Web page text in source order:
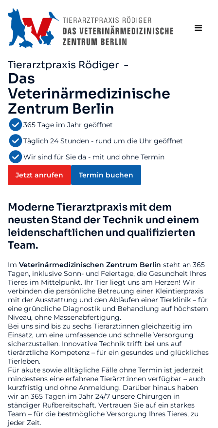
Tierarztpraxis Rödiger -
Das
Veterinärmedizinische
Zentrum Berlin
365 Tage im Jahr geöffnet
Täglich 24 Stunden - rund um die Uhr geöffnet
Wir sind für Sie da - mit und ohne Termin
Jetzt anrufen Termin buchen
Moderne Tierarztpraxis mit dem
neusten Stand der Technik und einem
leidenschaftlichen und qualifizierten
Team.
Im Veterinärmedizinischen Zentrum Berlin steht an 365
Tagen, inklusive Sonn- und Feiertage, die Gesundheit Ihres
Tieres im Mittelpunkt. Ihr Tier liegt uns am Herzen! Wir
verbinden die persönliche Betreuung einer Kleintierpraxis
mit der Ausstattung und den Abläufen einer Tierklinik – für
eine gründliche Diagnostik und Behandlung auf höchstem
Niveau, ohne Massenabfertigung.
Bei uns sind bis zu sechs Tierärzt:innen gleichzeitig im
Einsatz, um eine umfassende und schnelle Versorgung
sicherzustellen. Innovative Technik trifft bei uns auf
tierärztliche Kompetenz – für ein gesundes und glückliches
Tierleben.
Für akute sowie alltägliche Fälle ohne Termin ist jederzeit
mindestens eine erfahrene Tierärzt:innen verfügbar – auch
kurzfristig und ohne Anmeldung. Darüber hinaus haben
wir an 365 Tagen im Jahr 24/7 unsere Chirurgen in
ständiger Rufbereitschaft. Vertrauen Sie auf ein starkes
Team – für die bestmögliche Versorgung Ihres Tieres, zu
jeder Zeit.